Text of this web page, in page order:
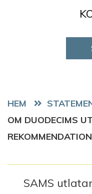
HEM
OM DUODECIMS
SAMS